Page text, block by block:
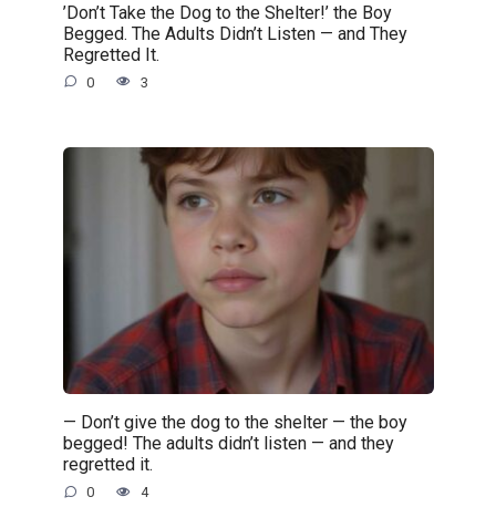
’Don’t Take the Dog to the Shelter!’ the Boy
Begged. The Adults Didn’t Listen — and They
Regretted It.
0 3
— Don’t give the dog to the shelter — the boy
begged! The adults didn’t listen — and they
regretted it.
0 4